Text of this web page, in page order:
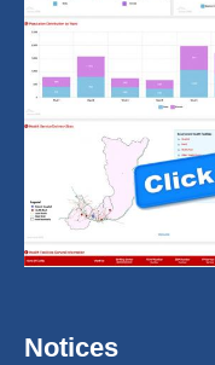
Notices